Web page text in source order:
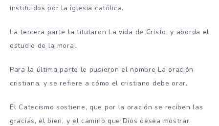
instituidos por la iglesia católica.
La tercera parte la titularon La vida de Cristo, y aborda el
estudio de la moral.
Para la última parte le pusieron el nombre La oración
cristiana, y se refiere a cómo el cristiano debe orar.
El Catecismo sostiene, que por la oración se reciben las
gracias, el bien, y el camino que Dios desea mostrar.